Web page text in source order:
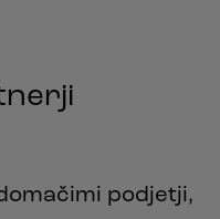
podjetji,